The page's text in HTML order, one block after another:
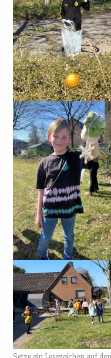
Setze ein Lesezeichen auf den